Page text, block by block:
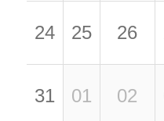
24 25 26
31 01 02